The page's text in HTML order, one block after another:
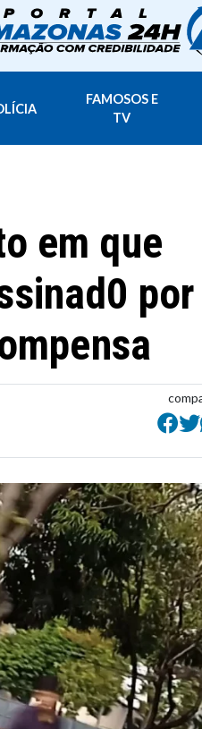
FAMOSOS E
TV
em que
por